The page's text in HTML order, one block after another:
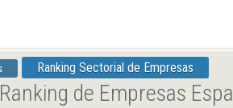
Ranking Sectorial de Empresas
de Empresas